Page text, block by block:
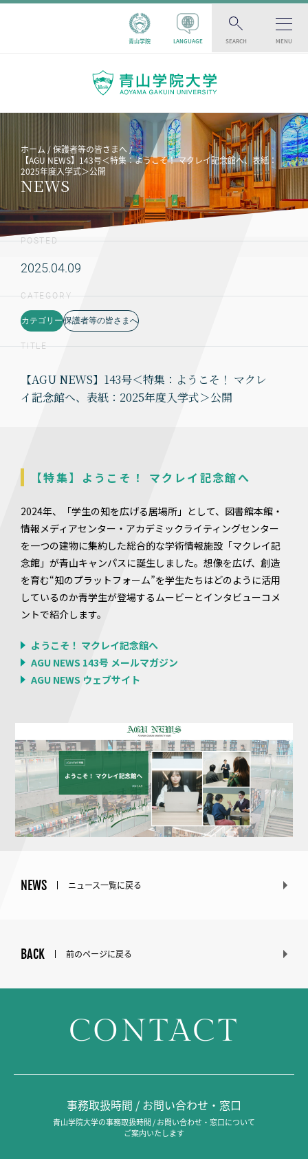
青山学院 LANGUAGE SEARCH MENU
ホーム
保護者等の皆さまへ
【AGU NEWS】143号＜特集：ようこそ！ マクレイ記念館へ、表紙：
2025年度入学式＞公開
NEWS
POSTED
2025.04.09
CATEGORY
カテゴリー 保護者等の皆さまへ
TITLE
【AGU NEWS】143号＜特集：ようこそ！ マクレ
イ記念館へ、表紙：2025年度入学式＞公開
【特集】ようこそ！ マクレイ記念館へ
2024年、「学生の知を広げる居場所」として、図書館本館・
情報メディアセンター・アカデミックライティングセンター
を一つの建物に集約した総合的な学術情報施設「マクレイ記
念館」が青山キャンパスに誕生しました。想像を広げ、創造
を育む“知のプラットフォーム”を学生たちはどのように活用
しているのか――青学生が登場するムービーとインタビューコメ
ントで紹介します。
ようこそ！ マクレイ記念館へ
AGU NEWS 143号 メールマガジン
AGU NEWS ウェブサイト
NEWS ニュース一覧に戻る
BACK 前のページに戻る
CONTACT
事務取扱時間 / お問い合わせ・窓口
青山学院大学の事務取扱時間 / お問い合わせ・窓口について
ご案内いたします